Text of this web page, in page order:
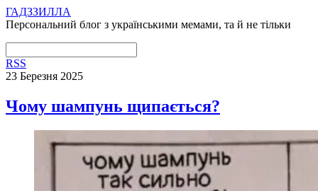
ГАДЗЗИЛЛА
Персональний блог з українськими мемами, та й не тільки
RSS
23 Березня 2025
Чому шампунь щипається?